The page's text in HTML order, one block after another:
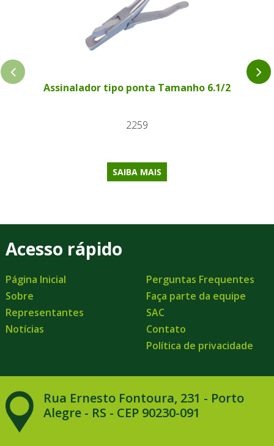
Assinalador tipo ponta Tamanho 6.1/2
2259
SAIBA MAIS
Acesso rápido
Página Inicial
Sobre
Representantes
Notícias
Perguntas Frequentes
Faça parte da equipe
SAC
Contato
Política de privacidade
Rua Ernesto Fontoura, 231 - Porto
Alegre - RS - CEP 90230-091